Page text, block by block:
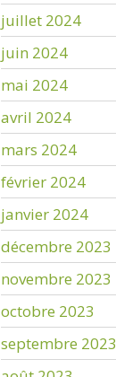
juillet 2024
juin 2024
mai 2024
avril 2024
mars 2024
février 2024
janvier 2024
décembre 2023
novembre 2023
octobre 2023
septembre 2023